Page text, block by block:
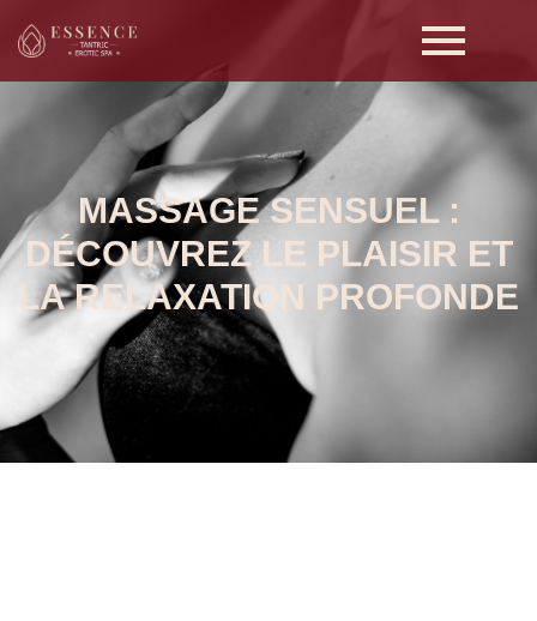
MASSAGE SENSUEL :
DÉCOUVREZ LE PLAISIR ET
LA RELAXATION PROFONDE